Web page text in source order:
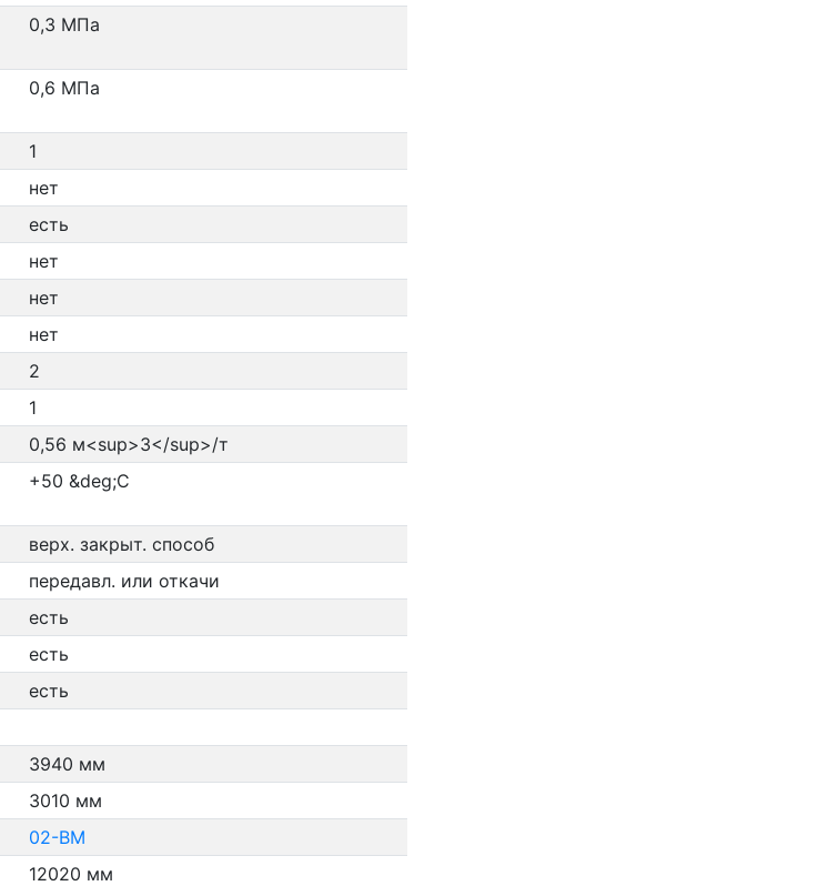
0,3 МПа
0,6 МПа
1
нет
есть
нет
нет
нет
2
1
0,56 м<sup>3</sup>/т
+50 &deg;C
верх. закрыт. способ
передавл. или откачи
есть
есть
есть
3940 мм
3010 мм
02-ВМ
12020 мм